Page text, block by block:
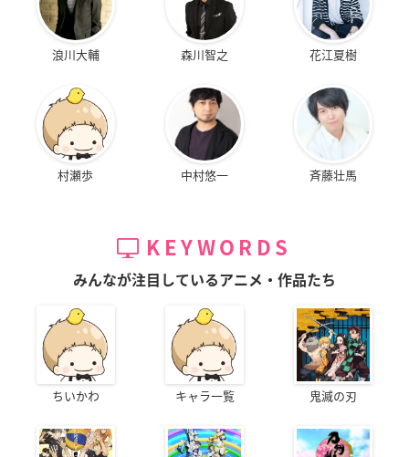
浪川大輔 森川智之 花江夏樹
村瀬歩 中村悠一 斉藤壮馬
KEYWORDS
みんなが注目しているアニメ・作品たち
ちいかわ キャラ一覧 鬼滅の刃